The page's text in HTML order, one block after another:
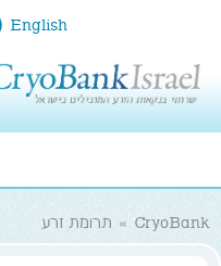
English
CryoBank
» תרומת זרע